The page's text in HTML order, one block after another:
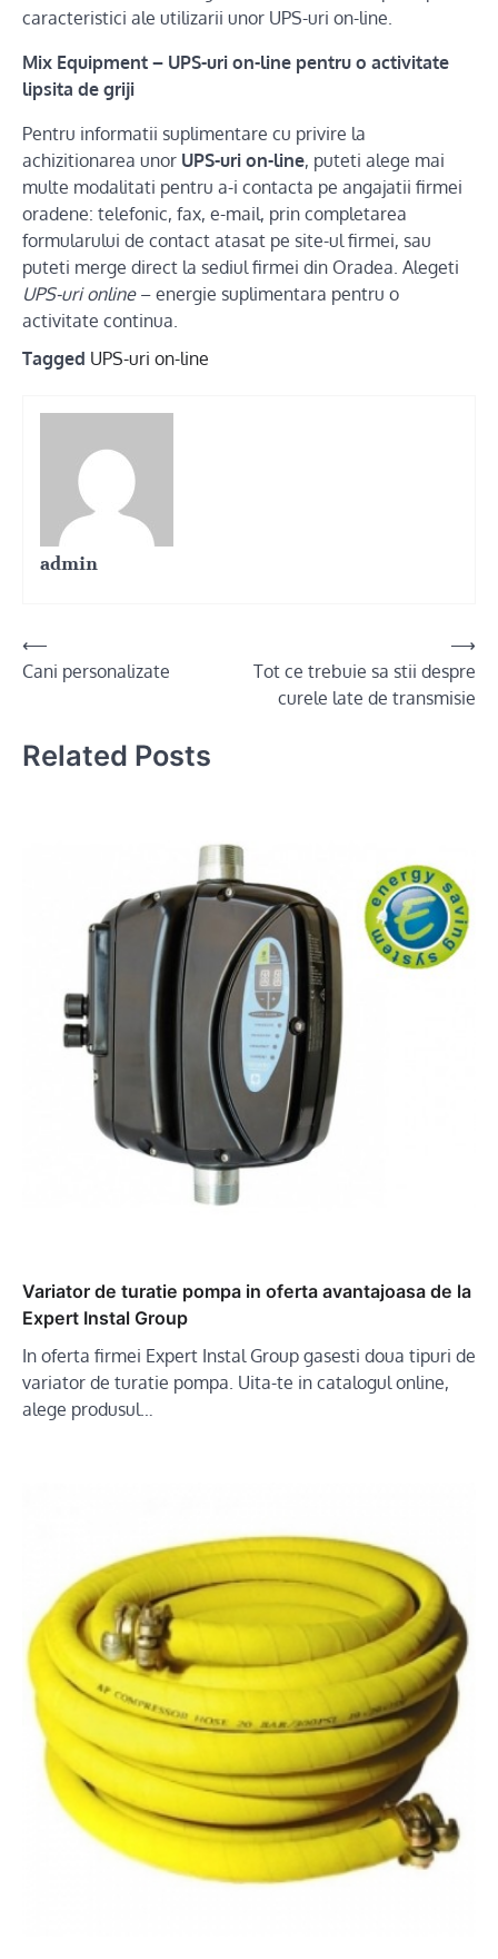
caracteristici ale utilizarii unor UPS-uri on-line.
Mix Equipment – UPS-uri on-line pentru o activitate
lipsita de griji
Pentru informatii suplimentare cu privire la
achizitionarea unor UPS-uri on-line, puteti alege mai
multe modalitati pentru a-i contacta pe angajatii firmei
oradene: telefonic, fax, e-mail, prin completarea
formularului de contact atasat pe site-ul firmei, sau
puteti merge direct la sediul firmei din Oradea. Alegeti
UPS-uri online– energie suplimentara pentru o
activitate continua.
Tagged UPS-uri on-line
admin
Post
navigation
⟵
Cani personalizate
Tot ce trebuie sa stii despre
curele late de transmisie
⟶
Related Posts
Variator de turatie pompa in oferta avantajoasa de la
Expert Instal Group
In oferta firmei Expert Instal Group gasesti doua tipuri de
variator de turatie pompa. Uita-te in catalogul online,
alege produsul…